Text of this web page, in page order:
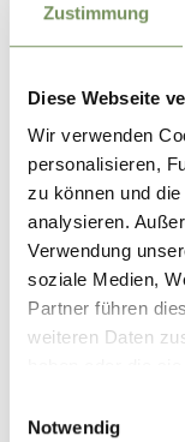
Zustimmung
Diese Webseite
Wir verwenden
personalisieren,
zu können und
analysieren.
Verwendung
soziale Medien,
Partner führen
weiteren Daten
Notwendig